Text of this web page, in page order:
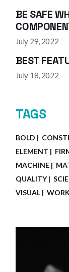
BE SAFE
July 29, 2022
BEST
July 18, 2022
TAGS
BOLD
ELEMENT
MACHINE
QUALITY
VISUAL